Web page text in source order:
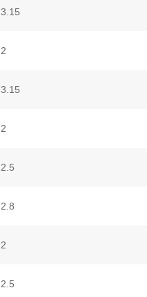
3.15
2
3.15
2
2.5
2.8
2
2.5